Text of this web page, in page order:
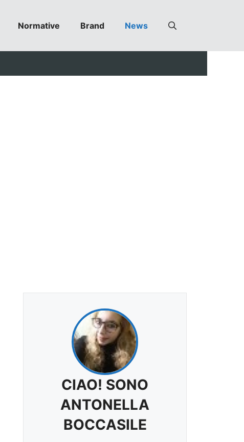
Normative Brand News
CIAO! SONO
ANTONELLA
BOCCASILE